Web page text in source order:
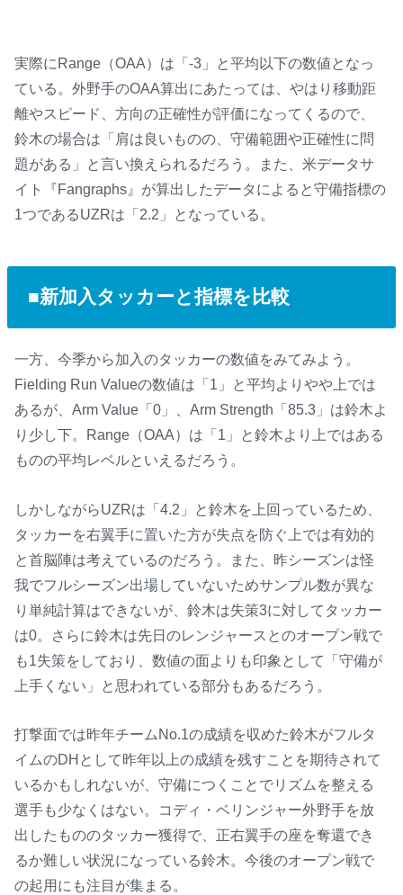
実際にRange（OAA）は「-3」と平均以下の数値となっ
ている。外野手のOAA算出にあたっては、やはり移動距
離やスピード、方向の正確性が評価になってくるので、
鈴木の場合は「肩は良いものの、守備範囲や正確性に問
題がある」と言い換えられるだろう。また、米データサ
イト『Fangraphs』が算出したデータによると守備指標の
1つであるUZRは「2.2」となっている。
■新加入タッカーと指標を比較
一方、今季から加入のタッカーの数値をみてみよう。
Fielding Run Valueの数値は「1」と平均よりやや上では
あるが、Arm Value「0」、Arm Strength「85.3」は鈴木よ
り少し下。Range（OAA）は「1」と鈴木より上ではある
ものの平均レベルといえるだろう。
しかしながらUZRは「4.2」と鈴木を上回っているため、
タッカーを右翼手に置いた方が失点を防ぐ上では有効的
と首脳陣は考えているのだろう。また、昨シーズンは怪
我でフルシーズン出場していないためサンプル数が異な
り単純計算はできないが、鈴木は失策3に対してタッカー
は0。さらに鈴木は先日のレンジャースとのオープン戦で
も1失策をしており、数値の面よりも印象として「守備が
上手くない」と思われている部分もあるだろう。
打撃面では昨年チームNo.1の成績を収めた鈴木がフルタ
イムのDHとして昨年以上の成績を残すことを期待されて
いるかもしれないが、守備につくことでリズムを整える
選手も少なくはない。コディ・ベリンジャー外野手を放
出したもののタッカー獲得で、正右翼手の座を奪還でき
るか難しい状況になっている鈴木。今後のオープン戦で
の起用にも注目が集まる。